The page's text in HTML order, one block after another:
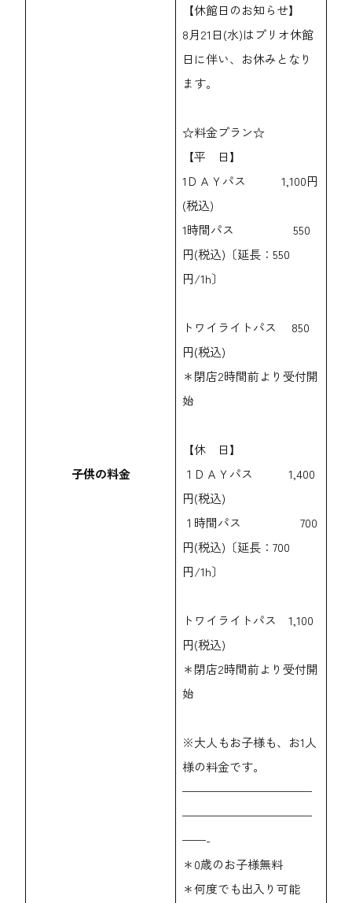
子供の料金
【休館日のお知らせ】
8月21日(水)はプリオ休館
日に伴い、お休みとなり
ます。
☆料金プラン☆
【平 日】
1ＤＡＹパス 1,100円
(税込)
1時間パス 550
円(税込)〔延長：550
円/1h〕
トワイライトパス 850
円(税込)
＊閉店2時間前より受付開
始
【休 日】
１ＤＡＹパス 1,400
円(税込)
１時間パス 700
円(税込)〔延長：700
円/1h〕
トワイライトパス 1,100
円(税込)
＊閉店2時間前より受付開
始
※大人もお子様も、お1人
様の料金です。
———————————
———————————
——-
＊0歳のお子様無料
＊何度でも出入り可能